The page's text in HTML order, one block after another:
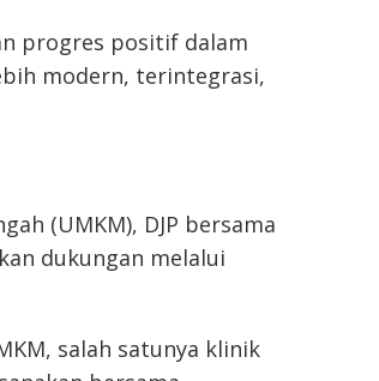
progres positif dalam
modern, terintegrasi,
(UMKM), DJP bersama
dukungan melalui
salah satunya klinik